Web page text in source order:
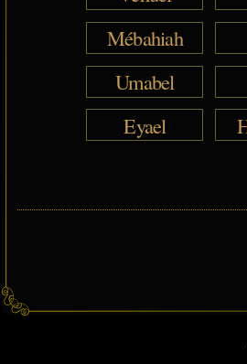
Mébahiah
Umabel
Eyael